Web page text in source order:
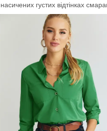
насичених густих відтінках